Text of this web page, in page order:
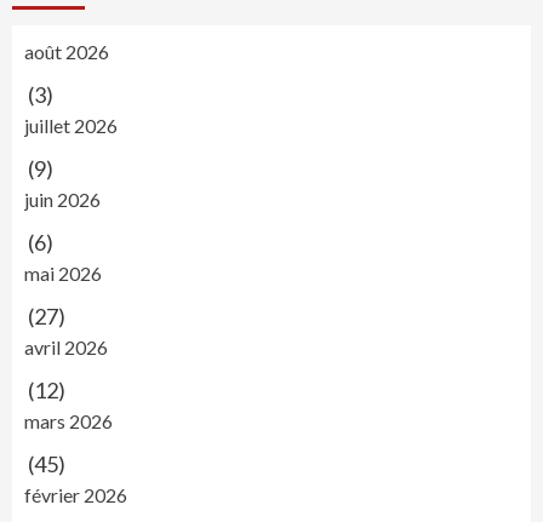
août 2026
(3)
juillet 2026
(9)
juin 2026
(6)
mai 2026
(27)
avril 2026
(12)
mars 2026
(45)
février 2026